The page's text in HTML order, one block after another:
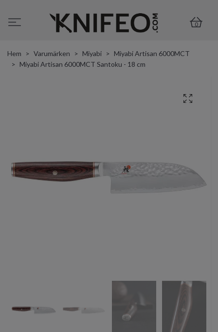
0
Hem Varumärken Miyabi
Miyabi Artisan 6000MCT
Miyabi Artisan 6000MCT Santoku - 18 cm